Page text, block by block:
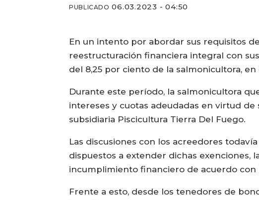
PUBLICADO 06.03.2023 - 04:50
En un intento por abordar sus requisitos
reestructuración financiera integral con
del 8,25 por ciento de la salmonicultora,
Durante este período, la salmonicultora
intereses y cuotas adeudadas en virtud
subsidiaria Piscicultura Tierra Del Fuego.
Las discusiones con los acreedores
dispuestos a extender dichas exenciones,
incumplimiento financiero de acuerdo con
Frente a esto, desde los tenedores de